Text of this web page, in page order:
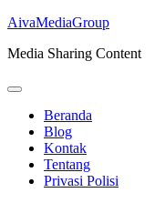
AivaMediaGroup
Media Sharing Content
Beranda
Blog
Kontak
Tentang
Privasi Polisi